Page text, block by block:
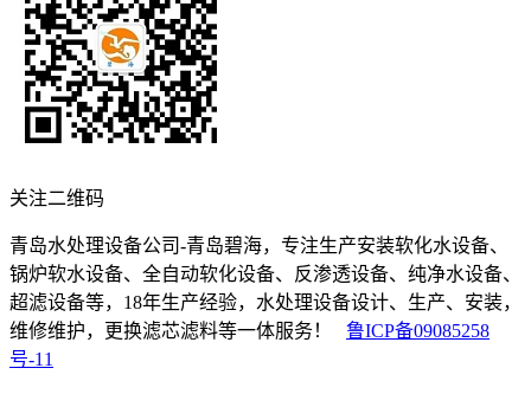
关注二维码
青岛水处理设备公司-青岛碧海，专注生产安装软化水设备、
锅炉软水设备、全自动软化设备、反渗透设备、纯净水设备、
超滤设备等，18年生产经验，水处理设备设计、生产、安装，
维修维护，更换滤芯滤料等一体服务！ 鲁ICP备09085258
号-11